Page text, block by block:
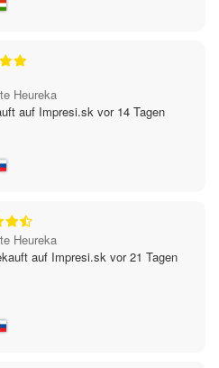
Heureka
auf Impresi.sk vor 14 Tagen
Heureka
auf Impresi.sk vor 21 Tagen